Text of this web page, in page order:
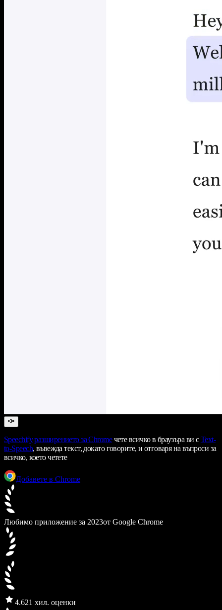
Speechify разширението за Chromeчете всичко в браузъра ви сText-
to-Speech, въвежда текст, докато говорите, и отговаря на въпроси за
всичко, което четете
Добавете в Chrome
Любимо приложение за 2023от Google Chrome
4.621 хил. оценки